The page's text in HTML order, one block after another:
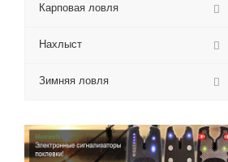
Карповая ловля
Нахлыст
Зимняя ловля